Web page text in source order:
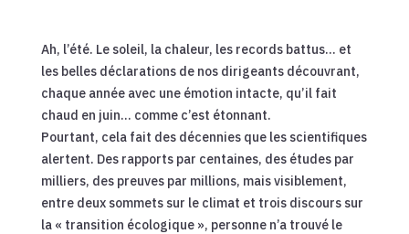
Ah, l’été. Le soleil, la chaleur, les records battus… et
les belles déclarations de nos dirigeants découvrant,
chaque année avec une émotion intacte, qu’il fait
chaud en juin… comme c’est étonnant.
Pourtant, cela fait des décennies que les scientifiques
alertent. Des rapports par centaines, des études par
milliers, des preuves par millions, mais visiblement,
entre deux sommets sur le climat et trois discours sur
la « transition écologique », personne n’a trouvé le